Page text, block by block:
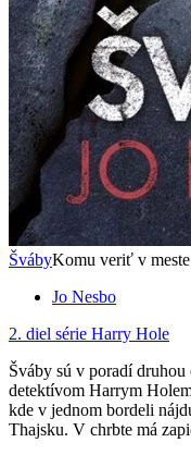
ŠvábyKomu veriť v
Jo Nesbo
2. diel série Harry Hole
Šváby sú v poradí
detektívom Harrym
kde v jednom bordeli
Thajsku. V chrbte má